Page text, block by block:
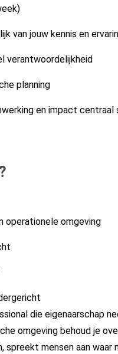
van jouw kennis en
verantwoordelijkheid
planning
en impact centraal
operationele omgeving
die eigenaarschap
omgeving behoud je
spreekt mensen aan